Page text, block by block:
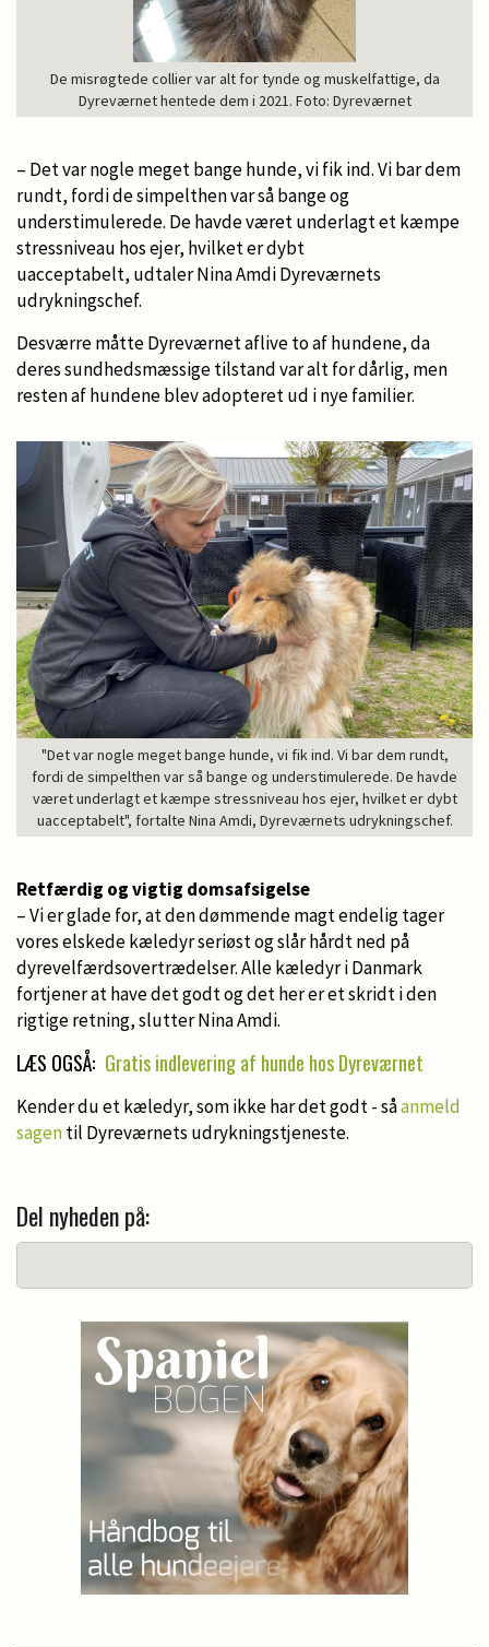
De misrøgtede collier var alt for tynde og muskelfattige, da
Dyreværnet hentede dem i 2021. Foto: Dyreværnet
– Det var nogle meget bange hunde, vi fik ind. Vi bar dem
rundt, fordi de simpelthen var så bange og
understimulerede. De havde været underlagt et kæmpe
stressniveau hos ejer, hvilket er dybt
uacceptabelt, udtaler Nina Amdi Dyreværnets
udrykningschef.
Desværre måtte Dyreværnet aflive to af hundene, da
deres sundhedsmæssige tilstand var alt for dårlig, men
resten af hundene blev adopteret ud i nye familier.
"Det var nogle meget bange hunde, vi fik ind. Vi bar dem rundt,
fordi de simpelthen var så bange og understimulerede. De havde
været underlagt et kæmpe stressniveau hos ejer, hvilket er dybt
uacceptabelt", fortalte Nina Amdi, Dyreværnets udrykningschef.
Retfærdig og vigtig domsafsigelse
– Vi er glade for, at den dømmende magt endelig tager
vores elskede kæledyr seriøst og slår hårdt ned på
dyrevelfærdsovertrædelser. Alle kæledyr i Danmark
fortjener at have det godt og det her er et skridt i den
rigtige retning, slutter Nina Amdi.
LÆS OGSÅ: Gratis indlevering af hunde hos Dyreværnet
Kender du et kæledyr, som ikke har det godt - såanmeld
sagentil Dyreværnets udrykningstjeneste.
Del nyheden på: